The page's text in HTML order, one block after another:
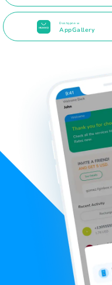
Dostępne w
AppGallery